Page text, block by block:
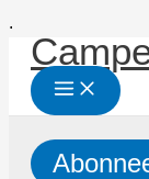
.
naar
inhoud